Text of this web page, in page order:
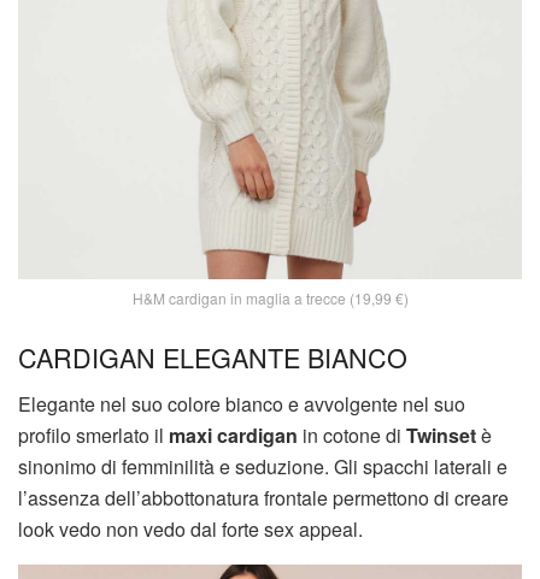
H&M cardigan in maglia a trecce (19,99 €)
CARDIGAN ELEGANTE BIANCO
Elegante nel suo colore bianco e avvolgente nel suo
profilo smerlato il maxi cardigan in cotone di Twinsetè
sinonimo di femminilità e seduzione. Gli spacchi laterali e
l’assenza dell’abbottonatura frontale permettono di creare
look vedo non vedo dal forte sex appeal.